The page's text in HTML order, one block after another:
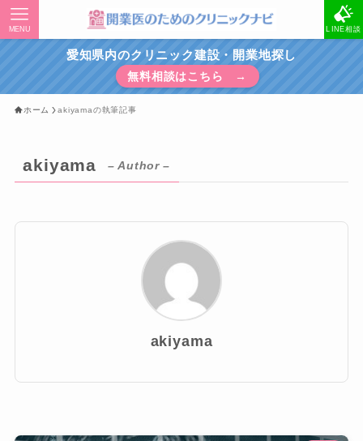
LINE相談
MENU
愛知県内のクリニック建設・開業地探し
無料相談はこちら →
ホーム akiyamaの執筆記事
akiyama – Author –
akiyama